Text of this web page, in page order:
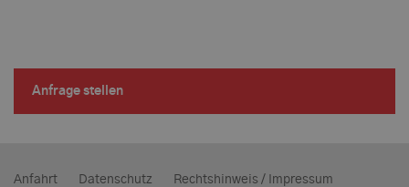
Anfrage stellen
Anfahrt Datenschutz Rechtshinweis / Impressum